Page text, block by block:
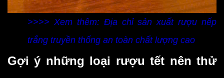
>>>> Xem thêm: Địa chỉ sản xuất rượu nếp
trắng truyền thống an toàn chất lượng cao
Gợi ý những loại rượu tết nên thử